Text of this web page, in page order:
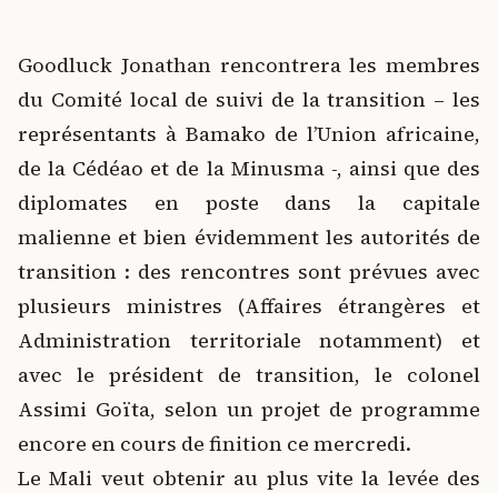
Goodluck Jonathan rencontrera les membres
du Comité local de suivi de la transition – les
représentants à Bamako de l’Union africaine,
de la Cédéao et de la Minusma -, ainsi que des
diplomates en poste dans la capitale
malienne et bien évidemment les autorités de
transition : des rencontres sont prévues avec
plusieurs ministres (Affaires étrangères et
Administration territoriale notamment) et
avec le président de transition, le colonel
Assimi Goïta, selon un projet de programme
encore en cours de finition ce mercredi.
Le Mali veut obtenir au plus vite la levée des